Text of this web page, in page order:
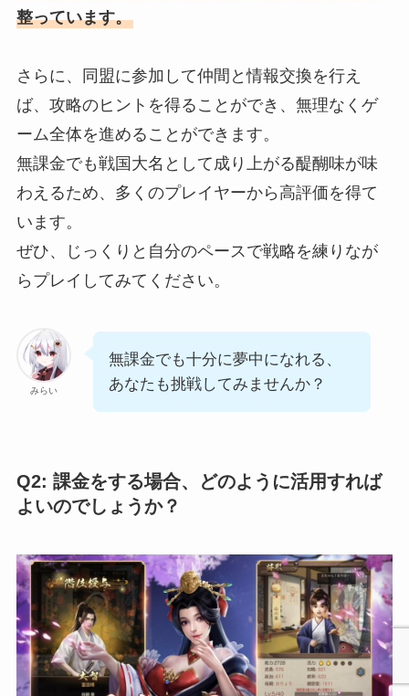
整っています。
さらに、同盟に参加して仲間と情報交換を行え
ば、攻略のヒントを得ることができ、無理なくゲ
ーム全体を進めることができます。
無課金でも戦国大名として成り上がる醍醐味が味
わえるため、多くのプレイヤーから高評価を得て
います。
ぜひ、じっくりと自分のペースで戦略を練りなが
らプレイしてみてください。
みらい
無課金でも十分に夢中になれる、
あなたも挑戦してみませんか？
Q2: 課金をする場合、どのように活用すれば
よいのでしょうか？